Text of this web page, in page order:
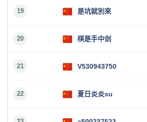
19 是坑就別來
20 棋是手中剑
21 V530943750
22 夏日炎炎su